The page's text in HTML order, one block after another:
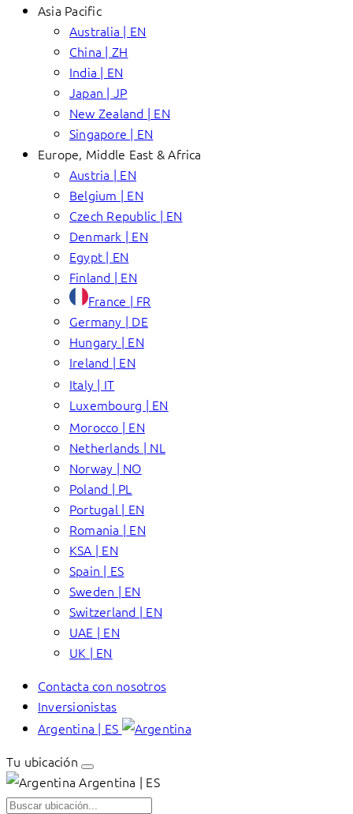
Asia Pacific
Australia | EN
China | ZH
India | EN
Japan | JP
New Zealand | EN
Singapore | EN
Europe, Middle East & Africa
Austria | EN
Belgium | EN
Czech Republic | EN
Denmark | EN
Egypt | EN
Finland | EN
France | FR
Germany | DE
Hungary | EN
Ireland | EN
Italy | IT
Luxembourg | EN
Morocco | EN
Netherlands | NL
Norway | NO
Poland | PL
Portugal | EN
Romania | EN
KSA | EN
Spain | ES
Sweden | EN
Switzerland | EN
UAE | EN
UK | EN
Contacta con nosotros
Inversionistas
Argentina | ES
Tu ubicación
Argentina | ES